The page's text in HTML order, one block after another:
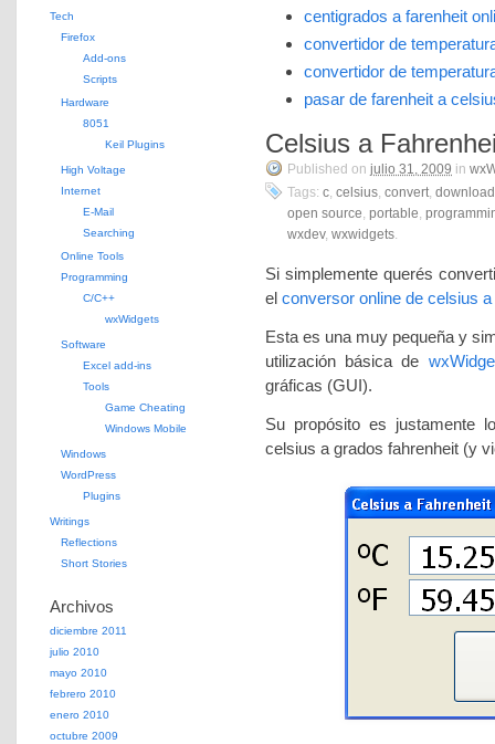
centigrados a farenheit
convertidor de
convertidor de
pasar de farenheit a
Celsius a
Published on julio 31, 2009 in
Tags: c, celsius, convert, download
open source, portable,
wxdev, wxwidgets.
Si simplemente querés
el conversor online de celsius a
Esta es una muy pequeña y
utilización básica de
gráficas (GUI).
Su propósito es justamente
celsius a grados fahrenheit (y
Tech
Firefox
Add-ons
Scripts
Hardware
8051
Keil Plugins
High Voltage
Internet
E-Mail
Searching
Online Tools
Programming
C/C++
wxWidgets
Software
Excel add-ins
Tools
Game Cheating
Windows Mobile
Windows
WordPress
Plugins
Writings
Reflections
Short Stories
Archivos
diciembre 2011
julio 2010
mayo 2010
febrero 2010
enero 2010
octubre 2009